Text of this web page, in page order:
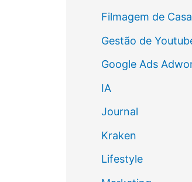
Filmagem de
Gestão de
Google Ads
IA
Journal
Kraken
Lifestyle